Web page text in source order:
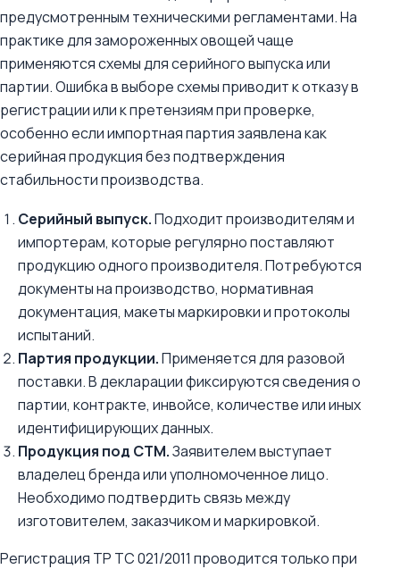
предусмотренным техническими регламентами. На
практике для замороженных овощей чаще
применяются схемы для серийного выпуска или
партии. Ошибка в выборе схемы приводит к отказу в
регистрации или к претензиям при проверке,
особенно если импортная партия заявлена как
серийная продукция без подтверждения
стабильности производства.
Серийный выпуск.Подходит производителям и
импортерам, которые регулярно поставляют
продукцию одного производителя. Потребуются
документы на производство, нормативная
документация, макеты маркировки и протоколы
испытаний.
Партия продукции.Применяется для разовой
поставки. В декларации фиксируются сведения о
партии, контракте, инвойсе, количестве или иных
идентифицирующих данных.
Продукция под СТМ.Заявителем выступает
владелец бренда или уполномоченное лицо.
Необходимо подтвердить связь между
изготовителем, заказчиком и маркировкой.
Регистрация ТР ТС 021/2011 проводится только при